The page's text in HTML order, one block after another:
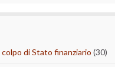
di Stato finanziario (30)